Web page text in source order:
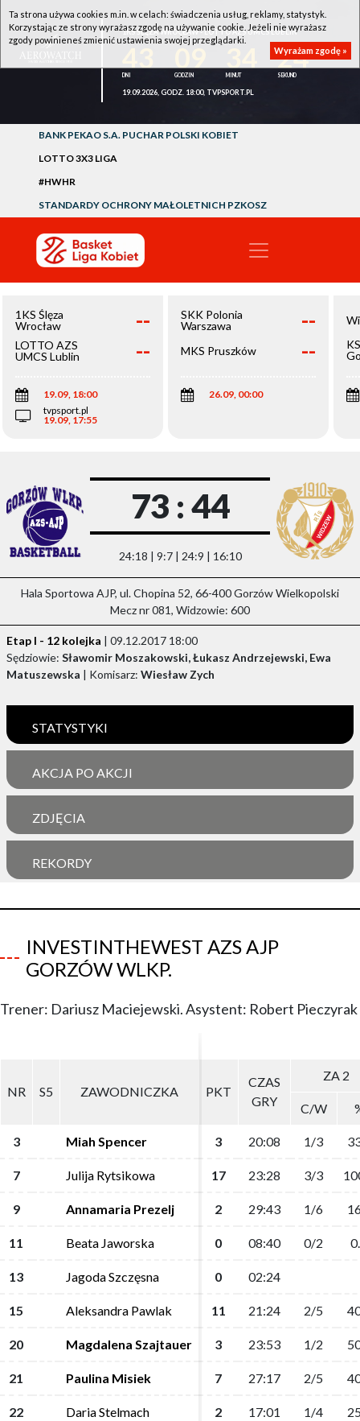
1KS ŚLĘZA WROCŁAW - LOTTO AZS UMCS LUBLIN
24
19.09.2026, GODZ. 18:00, TVPSPORT.PL
BANK PEKAO S.A. PUCHAR POLSKI KOBIET
LOTTO 3X3 LIGA
#HWHR
STANDARDY OCHRONY MAŁOLETNICH PZKOSZ
1KS Ślęza
Wrocław
--
LOTTO AZS
UMCS Lublin
--
19.09, 18:00
tvpsport.pl
19.09, 17:55
SKK Polonia
Warszawa
--
MKS Pruszków --
26.09, 00:00
73 : 44
24:18 | 9:7 | 24:9 | 16:10
Hala Sportowa AJP, ul. Chopina 52, 66-400 Gorzów Wielkopolski
Mecz nr 081, Widzowie: 600
Etap I - 12 kolejka | 09.12.2017 18:00
Sędziowie: Sławomir Moszakowski, Łukasz Andrzejewski, Ewa
Matuszewska | Komisarz: Wiesław Zych
STATYSTYKI
AKCJA PO AKCJI
ZDJĘCIA
REKORDY
INVESTINTHEWEST AZS AJP
GORZÓW WLKP.
Trener: Dariusz Maciejewski. Asystent: Robert Pieczyrak
NR S5 ZAWODNICZKA PKT
CZAS
GRY
ZA 2
C/W
3 Miah Spencer 3 20:08 1/3
7 Julija Rytsikowa 17 23:28 3/3
9 Annamaria Prezelj 2 29:43 1/6
11 Beata Jaworska 0 08:40 0/2
13 Jagoda Szczęsna 0 02:24
15 Aleksandra Pawlak 11 21:24 2/5
20 Magdalena Szajtauer 3 23:53 1/2
21 Paulina Misiek 7 27:17 2/5
22 Daria Stelmach 2 17:01 1/4
NR S5 ZAWODNICZKA PKT
CZAS
GRY
ZA 2
C/W
3 Miah Spencer 3 20:08 1/3
7 Julija Rytsikowa 17 23:28 3/3
9 Annamaria Prezelj 2 29:43 1/6
11 Beata Jaworska 0 08:40 0/2
13 Jagoda Szczęsna 0 02:24
15 Aleksandra Pawlak 11 21:24 2/5
20 Magdalena Szajtauer 3 23:53 1/2
21 Paulina Misiek 7 27:17 2/5
22 Daria Stelmach 2 17:01 1/4
Ta strona używa cookies m.in. w celach: świadczenia usług, reklamy, statystyk.
Korzystając ze strony wyrażasz zgodę na używanie cookie. Jeżeli nie wyrażasz
zgody powinieneś zmienić ustawienia swojej przeglądarki.
Wyrażam zgodę »